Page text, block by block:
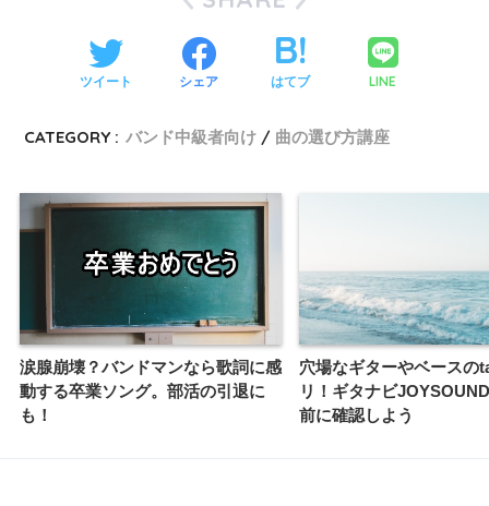
ツイート シェア はてブ LINE
CATEGORY : バンド中級者向け 曲の選び方講座
涙腺崩壊？バンドマンなら歌詞に感
動する卒業ソング。部活の引退に
も！
穴場なギターやベースの
リ！ギタナビ
前に確認しよう